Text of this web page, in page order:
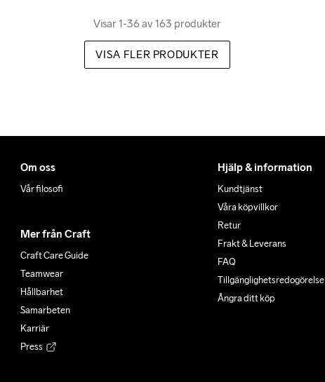
Visar 1-36 av 163 produkter
VISA FLER PRODUKTER
Om oss
Vår filosofi
Mer från Craft
Craft Care Guide
Teamwear
Hållbarhet
Samarbeten
Karriär
Press
Hjälp & information
Kundtjänst
Våra köpvillkor
Retur
Frakt & Leverans
FAQ
Tillgänglighets­redogörelse
Ångra ditt köp